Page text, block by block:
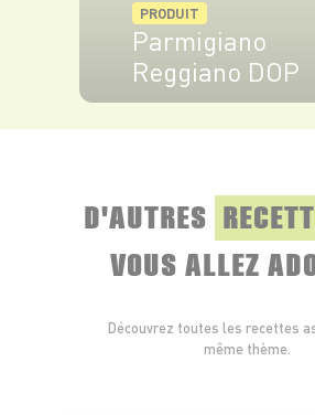
PRODUIT
Parmigiano
Reggiano DOP
D'AUTRES
VOUS ALLEZ
Découvrez toutes les recettes
même thème.